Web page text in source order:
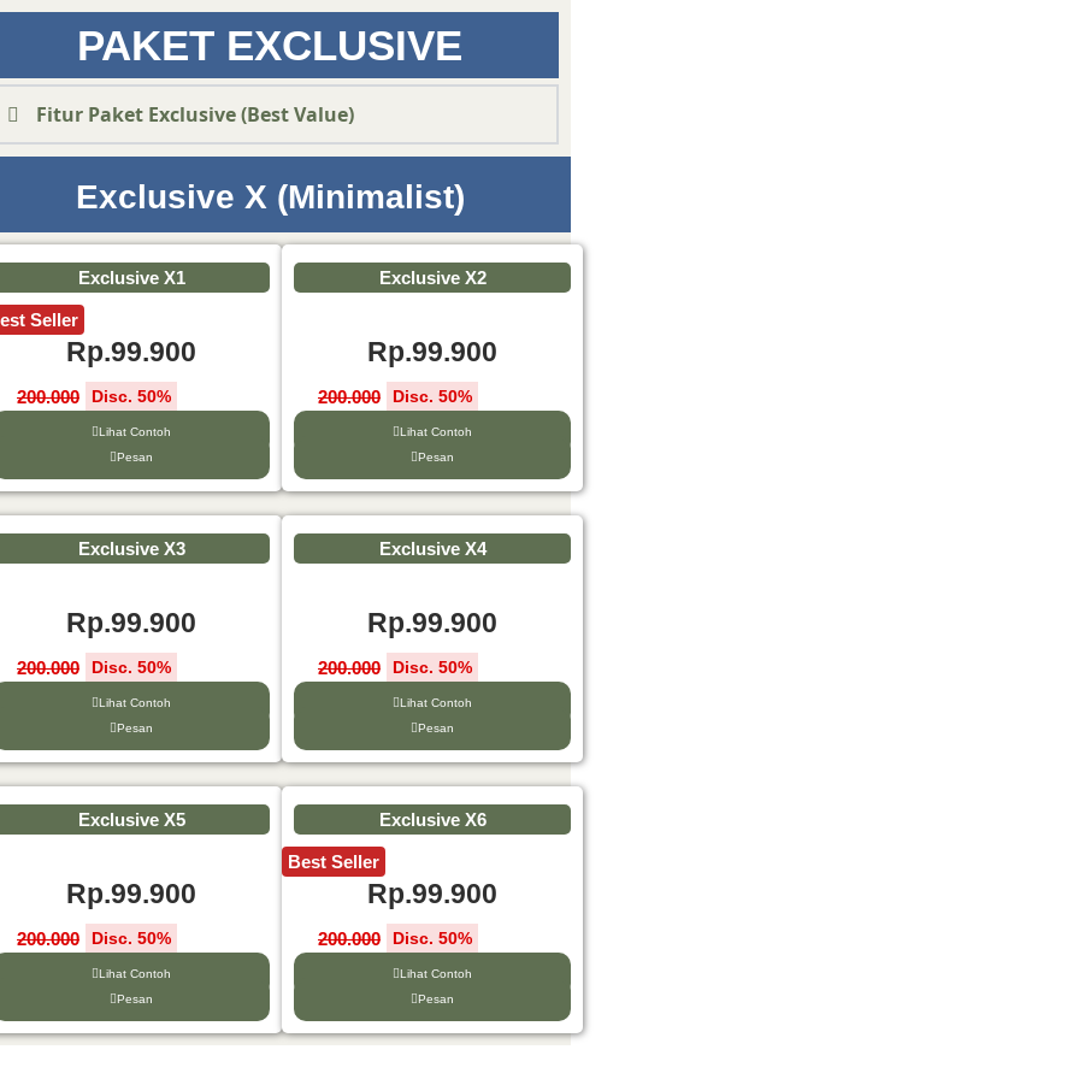
PAKET EXCLUSIVE
Fitur Paket Exclusive(Best Value)
Exclusive X (Minimalist)
Exclusive X1
Seller
Rp.99.900
200.000 Disc. 50%
Lihat Contoh
Pesan
Exclusive X2
Rp.99.900
200.000 Disc. 50%
Lihat Contoh
Pesan
Exclusive X3
Rp.99.900
200.000 Disc. 50%
Lihat Contoh
Pesan
Exclusive X4
Rp.99.900
200.000 Disc. 50%
Lihat Contoh
Pesan
Exclusive X5
Rp.99.900
200.000 Disc. 50%
Lihat Contoh
Pesan
Exclusive X6
Best Seller
Rp.99.900
200.000 Disc. 50%
Lihat Contoh
Pesan